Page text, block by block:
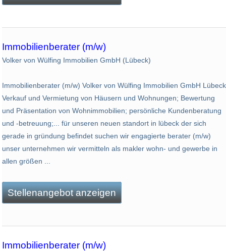
Immobilienberater (m/w)
Volker von Wülfing Immobilien GmbH (Lübeck)
Immobilienberater (m/w) Volker von Wülfing Immobilien GmbH Lübeck
Verkauf und Vermietung von Häusern und Wohnungen; Bewertung
und Präsentation von Wohnimmobilien; persönliche Kundenberatung
und -betreuung;... für unseren neuen standort in lübeck der sich
gerade in gründung befindet suchen wir engagierte berater (m/w)
unser unternehmen wir vermitteln als makler wohn- und gewerbe in
allen größen ...
Stellenangebot anzeigen
Immobilienberater (m/w)